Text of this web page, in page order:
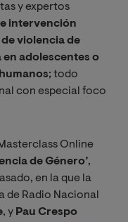
y expertos
intervención
violencia de
adolescentes o
; todo
con especial foco
Online
de Género’,
en la que la
de Radio Nacional
, y Pau Crespo